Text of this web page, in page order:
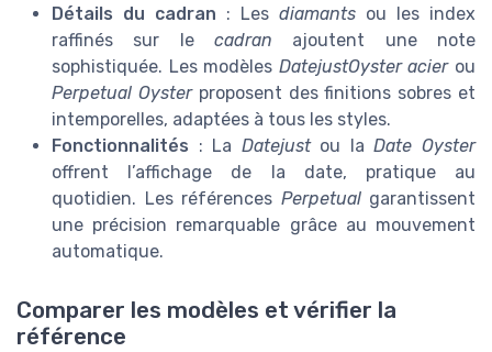
Détails du cadran : Les diamants ou les index
raffinés sur le cadran ajoutent une note
sophistiquée. Les modèles DatejustOyster acierou
Perpetual Oysterproposent des finitions sobres et
intemporelles, adaptées à tous les styles.
Fonctionnalités : La Datejustou laDate Oyster
offrent l’affichage de la date, pratique au
quotidien. Les références Perpetualgarantissent
une précision remarquable grâce au mouvement
automatique.
Comparer les modèles et vérifier la
référence